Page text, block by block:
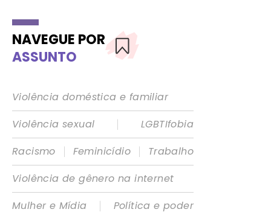
NAVEGUE POR
ASSUNTO
Violência doméstica e familiar
Violência sexual
|
LGBTIfobia
Racismo
| Feminicídio |
Trabalho
Violência de gênero na internet
Mulher e Mídia
|
Política e poder